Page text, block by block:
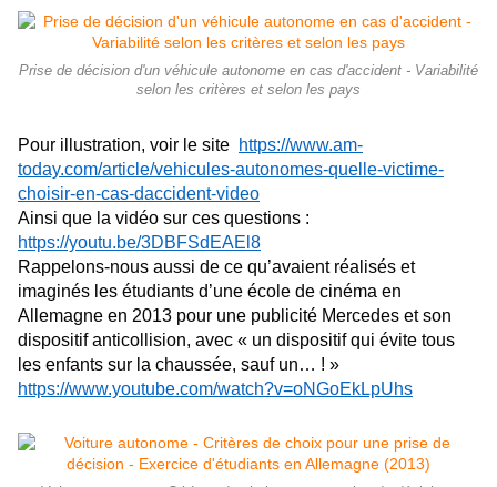
Prise de décision d'un véhicule autonome en cas d'accident - Variabilité
selon les critères et selon les pays
Pour illustration, voir le site https://www.am-
today.com/article/vehicules-autonomes-quelle-victime-
choisir-en-cas-daccident-video
Ainsi que la vidéo sur ces questions :
https://youtu.be/3DBFSdEAEl8
Rappelons-nous aussi de ce qu’avaient réalisés et
imaginés les étudiants d’une école de cinéma en
Allemagne en 2013 pour une publicité Mercedes et son
dispositif anticollision, avec « un dispositif qui évite tous
les enfants sur la chaussée, sauf un… ! »
https://www.youtube.com/watch?v=oNGoEkLpUhs